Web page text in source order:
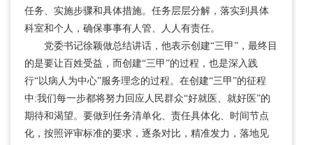
任务、实施步骤和具体措施。 任务层层分解，落实到具体
科室和个人，确保事事有人管、人人有责任。
党委书记徐颖做总结讲话，他表示创建“三甲”，最终目
的是要让百姓受益，而创建“三甲”的过程，也是深入践
行“以病人为中心”服务理念的过程。在创建“三甲”的征程
中:我们每一步都将努力回应人民群众“好就医、就好医”的
期待和渴望。要做到任务清单化、责任具体化、时间节点
化，按照评审标准的要求，逐条对比，精准发力，落地见